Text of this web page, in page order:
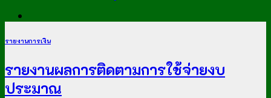
รายงานการเงิน
รายงานผลการติดตามการใช้จ่ายงบ
ประมาณ